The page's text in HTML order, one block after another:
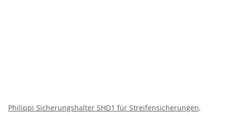
Philippi Sicherungshalter SHD1 für Streifensicherungen,